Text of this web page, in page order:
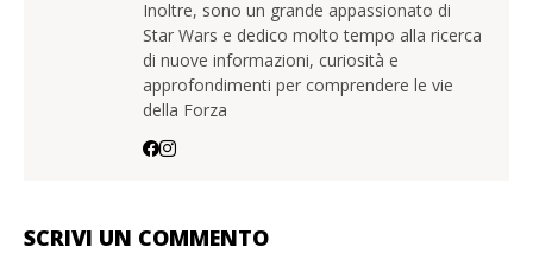
Inoltre, sono un grande appassionato di
Star Wars e dedico molto tempo alla ricerca
di nuove informazioni, curiosità e
approfondimenti per comprendere le vie
della Forza
SCRIVI UN COMMENTO